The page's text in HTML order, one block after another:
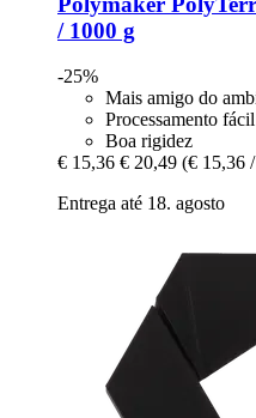
/ 1000 g
-25%
Mais amigo do
Processamento fácil
Boa rigidez
€ 15,36 € 20,49 (€ 15,36
Entrega até 18. agosto